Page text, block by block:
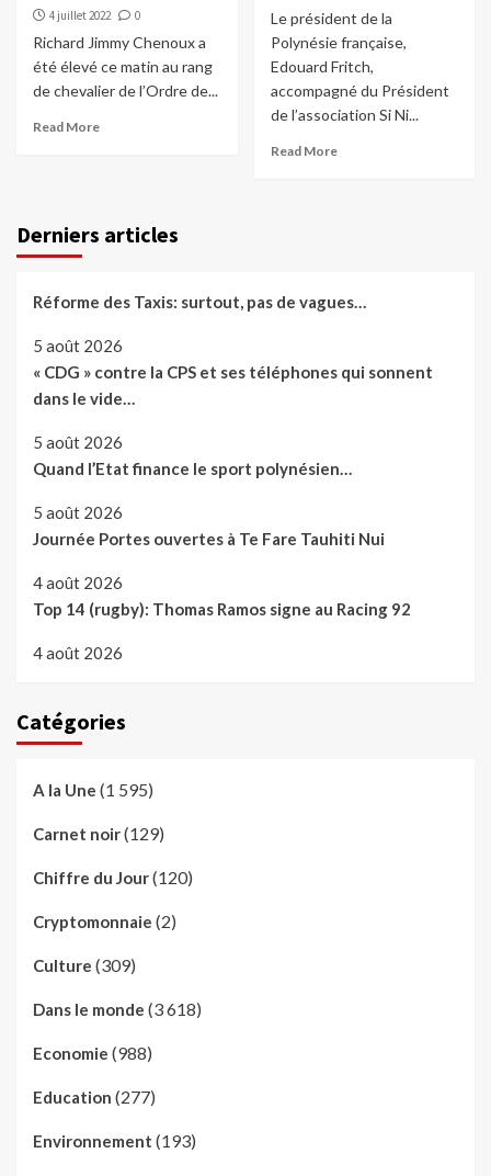
4 juillet 2022 0
Richard Jimmy Chenoux a
été élevé ce matin au rang
de chevalier de l’Ordre de...
Read More
Le président de la
Polynésie française,
Edouard Fritch,
accompagné du Président
de l’association Si Ni...
Read More
Derniers articles
Réforme des Taxis: surtout, pas de vagues…
5 août 2026
« CDG » contre la CPS et ses téléphones qui sonnent
dans le vide…
5 août 2026
Quand l’Etat finance le sport polynésien…
5 août 2026
Journée Portes ouvertes à Te Fare Tauhiti Nui
4 août 2026
Top 14 (rugby): Thomas Ramos signe au Racing 92
4 août 2026
Catégories
A la Une (1 595)
Carnet noir(129)
Chiffre du Jour(120)
Cryptomonnaie (2)
Culture (309)
Dans le monde (3 618)
Economie (988)
Education (277)
Environnement (193)